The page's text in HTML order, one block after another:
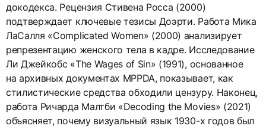
докодекса. Рецензия Стивена Росса (2000)
подтверждает ключевые тезисы Доэрти. Работа Мика
ЛаСалля «Complicated Women» (2000) анализирует
репрезентацию женского тела в кадре. Исследование
Ли Джейкобс «The Wages of Sin» (1991), основанное
на архивных документах MPPDA, показывает, как
стилистические средства обходили цензуру. Наконец,
работа Ричарда Малтби «Decoding the Movies» (2021)
объясняет, почему визуальный язык 1930-х годов был